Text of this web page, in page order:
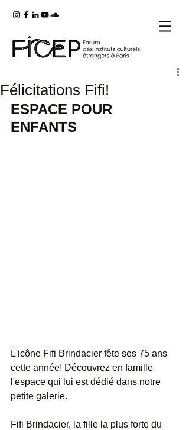
Félicitations Fifi!
ESPACE POUR
ENFANTS
L'icône Fifi Brindacier fête ses 75 ans
cette année! Découvrez en famille
l'espace qui lui est dédié dans notre
petite galerie.
Fifi Brindacier, la fille la plus forte du